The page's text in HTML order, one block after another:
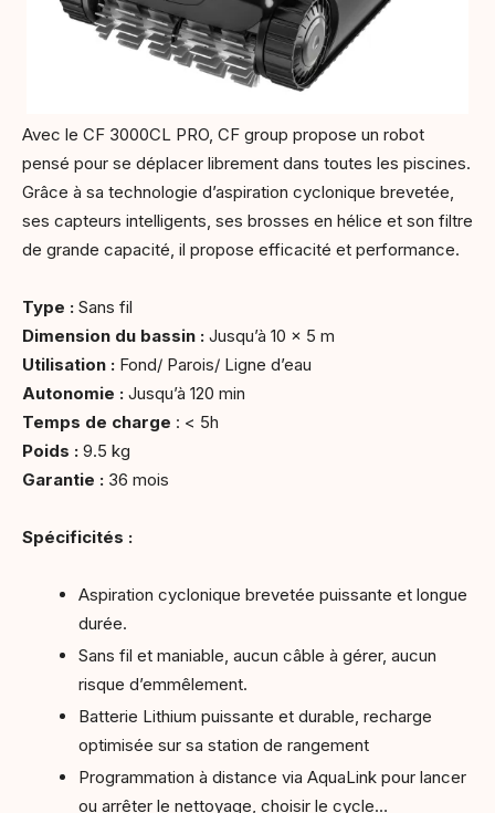
Avec le CF 3000CL PRO, CF group propose un robot
pensé pour se déplacer librement dans toutes les piscines.
Grâce à sa technologie d’aspiration cyclonique brevetée,
ses capteurs intelligents, ses brosses en hélice et son filtre
de grande capacité, il propose efficacité et performance.
Type : Sans fil
Dimension du bassin : Jusqu’à 10 x 5 m
Utilisation : Fond/ Parois/ Ligne d’eau
Autonomie : Jusqu’à 120 min
Temps de charge : < 5h
Poids : 9.5 kg
Garantie : 36 mois
Spécificités :
Aspiration cyclonique brevetée puissante et longue
durée.
Sans fil et maniable, aucun câble à gérer, aucun
risque d’emmêlement.
Batterie Lithium puissante et durable, recharge
optimisée sur sa station de rangement
Programmation à distance via AquaLink pour lancer
ou arrêter le nettoyage, choisir le cycle…